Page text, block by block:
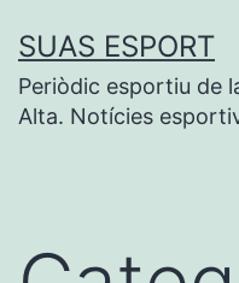
contenido
SUAS ESPORT
Periòdic esportiu de
Alta. Notícies